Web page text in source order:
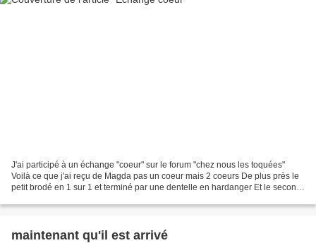
J'ai participé à un échange "coeur" sur le forum "chez nous les toquées"
Voilà ce que j'ai reçu de Magda pas un coeur mais 2 coeurs De plus près le
petit brodé en 1 sur 1 et terminé par une dentelle en hardanger Et le second
maintenant qu'il est arrivé